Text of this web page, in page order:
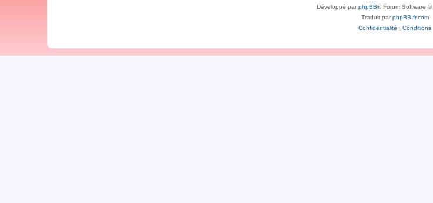
Développé parphpBB® Forum Software ©
Traduit parphpBB-fr.com
Confidentialité | Conditions